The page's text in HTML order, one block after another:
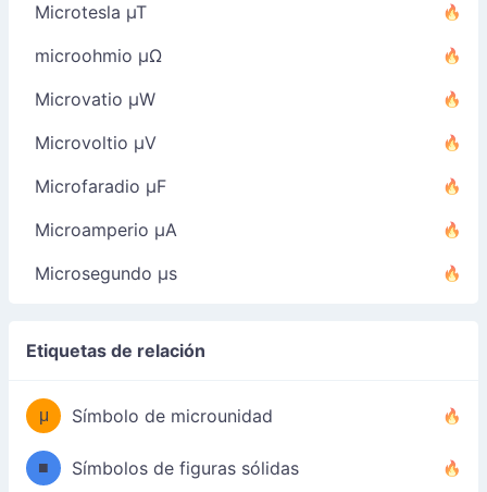
Microtesla µT
microohmio µΩ
Microvatio µW
Microvoltio µV
Microfaradio µF
Microamperio µA
Microsegundo µs
Etiquetas de relación
μ Símbolo de microunidad
■ Símbolos de figuras sólidas